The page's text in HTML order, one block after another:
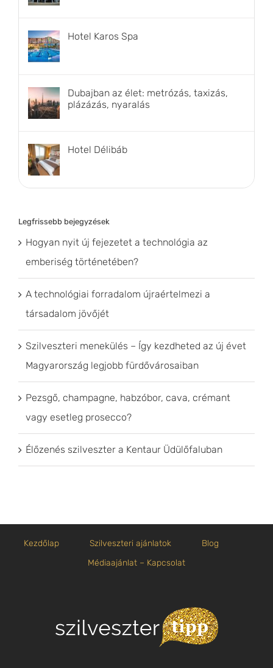
Hotel Karos Spa
Dubajban az élet: metrózás, taxizás,
plázázás, nyaralás
Hotel Délibáb
Legfrissebb bejegyzések
Hogyan nyit új fejezetet a technológia az
emberiség történetében?
A technológiai forradalom újraértelmezi a
társadalom jövőjét
Szilveszteri menekülés – Így kezdheted az új évet
Magyarország legjobb fürdővárosaiban
Pezsgő, champagne, habzóbor, cava, crémant
vagy esetleg prosecco?
Élőzenés szilveszter a Kentaur Üdülőfaluban
Kezdőlap Szilveszteri ajánlatok
Blog
Médiaajánlat – Kapcsolat